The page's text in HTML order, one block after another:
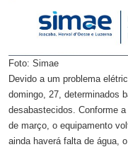
Foto: Simae
Devido a um problema
domingo, 27, determinados
desabastecidos. Conforme
de março, o equipamento
ainda haverá falta de água,